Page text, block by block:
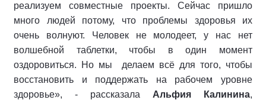
реализуем совместные проекты. Сейчас пришло
много людей потому, что проблемы здоровья их
очень волнуют. Человек не молодеет, у нас нет
волшебной таблетки, чтобы в один момент
оздоровиться. Но мы делаем всё для того, чтобы
восстановить и поддержать на рабочем уровне
здоровье», - рассказала Альфия Калинина,